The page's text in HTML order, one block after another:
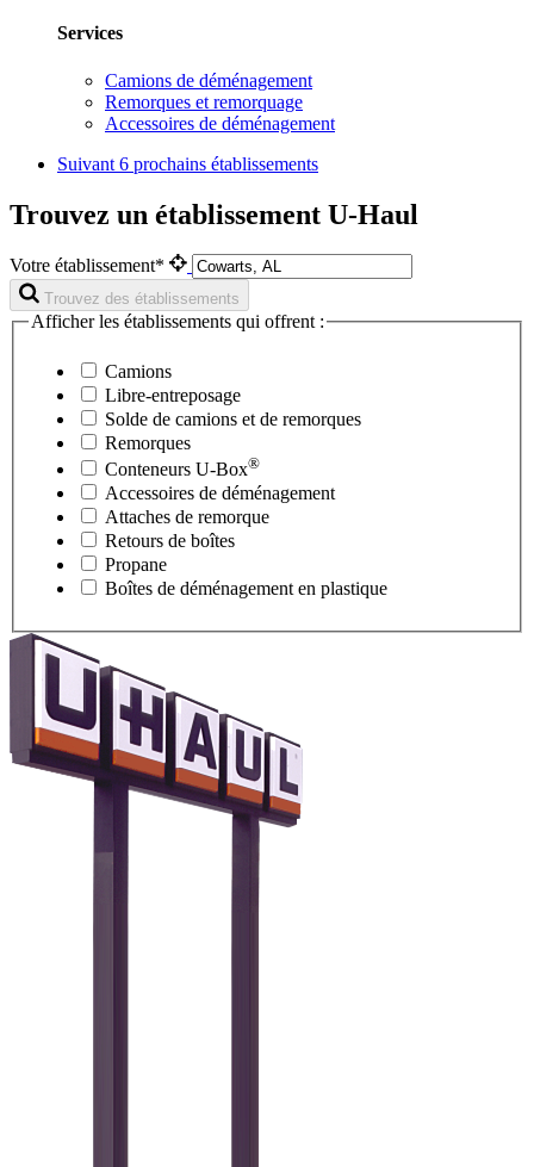
Services
Camions de déménagement
Remorques et remorquage
Accessoires de déménagement
Suivant 6 prochains établissements
Trouvez un établissement U-Haul
Votre établissement*
Trouvez des établissements
Afficher les établissements qui offrent :
Camions
Libre-entreposage
Solde de camions et de remorques
Remorques
Conteneurs U-Box®
Accessoires de déménagement
Attaches de remorque
Retours de boîtes
Propane
Boîtes de déménagement en plastique